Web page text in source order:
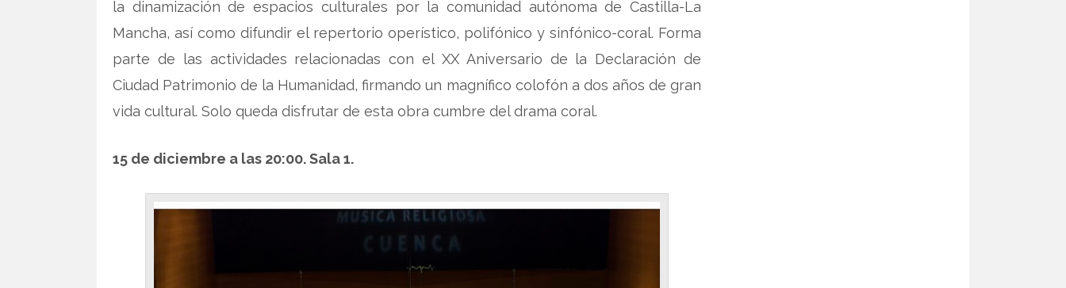
la dinamización de espacios culturales por la comunidad autónoma de Castilla-La
Mancha, así como difundir el repertorio operístico, polifónico y sinfónico-coral. Forma
parte de las actividades relacionadas con el XX Aniversario de la Declaración de
Ciudad Patrimonio de la Humanidad, firmando un magnífico colofón a dos años de gran
vida cultural. Solo queda disfrutar de esta obra cumbre del drama coral.
15 de diciembre a las 20:00. Sala 1.